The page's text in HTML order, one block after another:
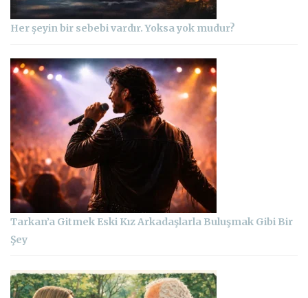
Her şeyin bir sebebi vardır. Yoksa yok mudur?
Tarkan’a Gitmek Eski Kız Arkadaşlarla Buluşmak Gibi Bir
Şey